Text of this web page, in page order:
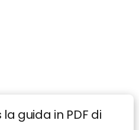
guida in PDF di